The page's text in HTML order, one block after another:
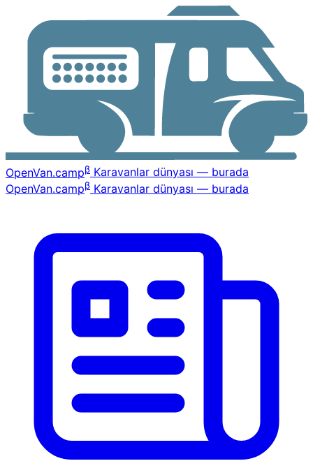
OpenVan.campβ Karavanlar dünyası — burada
OpenVan.campβ Karavanlar dünyası — burada